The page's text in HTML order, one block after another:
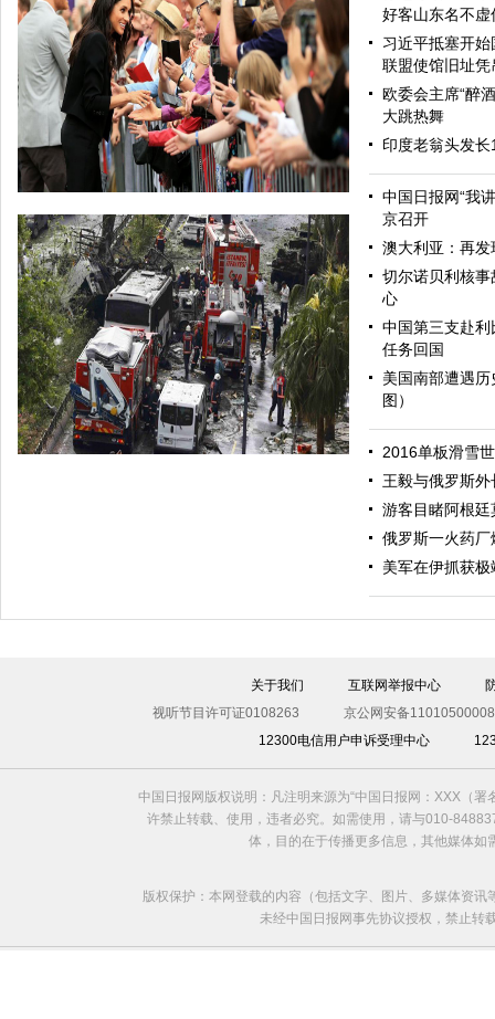
哈里与梅根亮相都柏林街头接受民众欢迎
好客山东名不虚
习近平抵塞开
联盟使馆旧址凭
欧委会主席“醉
大跳热舞
印度老翁头发
中国日报网“我
京召开
澳大利亚：再
切尔诺贝利核
心
中国第三支赴
任务回国
美国南部遭遇
图）
2016单板滑雪
王毅与俄罗斯
游客目睹阿根
俄罗斯一火药
美军在伊抓获极
关于我们 互联网举报中心
视听节目许可证0108263
京公网安备
12300电信用户申诉受理中心
中国日报网版权说明：凡注明来源为“中国日报网：XXX（
许禁止转载、使用，违者必究。如需使用，请与010-
体，目的在于传播更多信息，其他媒体
版权保护：本网登载的内容（包括文字、图片、多媒体资
未经中国日报网事先协议授权，禁止转